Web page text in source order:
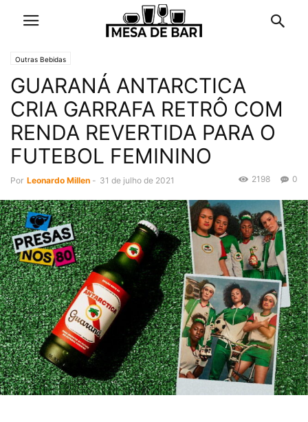
Outras Bebidas
GUARANÁ ANTARCTICA
CRIA GARRAFA RETRÔ COM
RENDA REVERTIDA PARA O
FUTEBOL FEMININO
Por Leonardo Millen - 31 de julho de 2021 0
2198